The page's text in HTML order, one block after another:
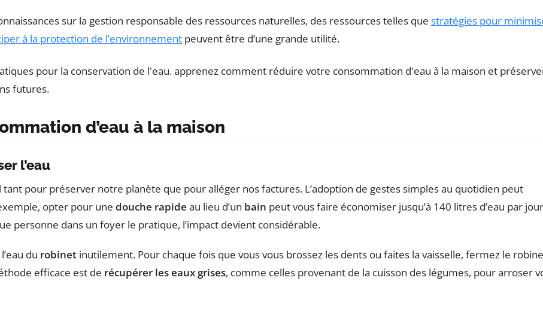
sur la gestion responsable des ressources naturelles, des ressources telles que stratégies pour
à la protection de l’environnement peuvent être d’une grande utilité.
d’eau à la maison
l’eau
pour préserver notre planète que pour alléger nos factures. L’adoption de gestes simples au quotidien peut
opter pour une douche rapide au lieu d’un bain peut vous faire économiser jusqu’à 140 litres d’eau par
personne dans un foyer le pratique, l’impact devient considérable.
du robinet inutilement. Pour chaque fois que vous vous brossez les dents ou faites la vaisselle, fermez le
efficace est de récupérer les eaux grises, comme celles provenant de la cuisson des légumes, pour arroser